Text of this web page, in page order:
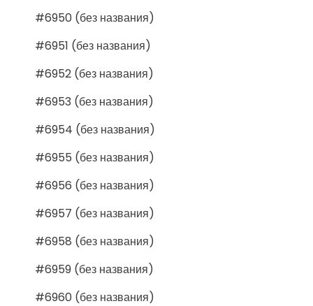
#6950 (без названия)
#6951 (без названия)
#6952 (без названия)
#6953 (без названия)
#6954 (без названия)
#6955 (без названия)
#6956 (без названия)
#6957 (без названия)
#6958 (без названия)
#6959 (без названия)
#6960 (без названия)